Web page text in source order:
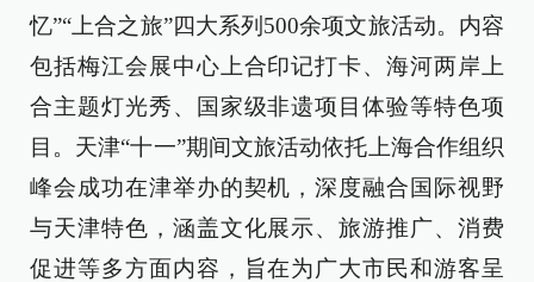
忆”“上合之旅”四大系列500余项文旅活动。内容
包括梅江会展中心上合印记打卡、海河两岸上
合主题灯光秀、国家级非遗项目体验等特色项
目。天津“十一”期间文旅活动依托上海合作组织
峰会成功在津举办的契机，深度融合国际视野
与天津特色，涵盖文化展示、旅游推广、消费
促进等多方面内容，旨在为广大市民和游客呈